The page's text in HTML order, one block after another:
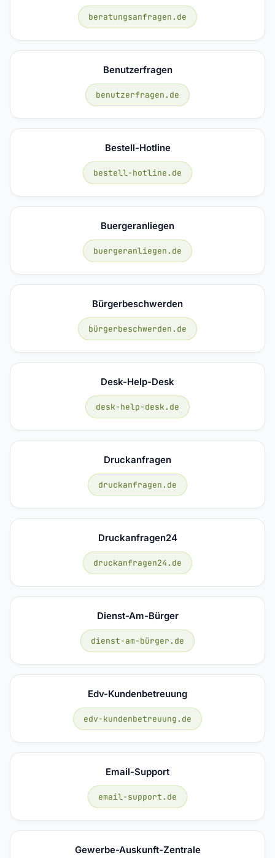
beratungsanfragen.de
Benutzerfragen
benutzerfragen.de
Bestell-Hotline
bestell-hotline.de
Buergeranliegen
buergeranliegen.de
Bürgerbeschwerden
bürgerbeschwerden.de
Desk-Help-Desk
desk-help-desk.de
Druckanfragen
druckanfragen.de
Druckanfragen24
druckanfragen24.de
Dienst-Am-Bürger
dienst-am-bürger.de
Edv-Kundenbetreuung
edv-kundenbetreuung.de
Email-Support
email-support.de
Gewerbe-Auskunft-Zentrale